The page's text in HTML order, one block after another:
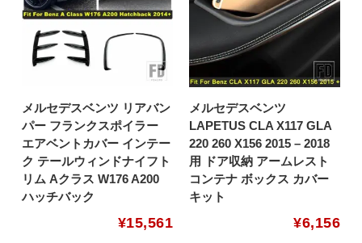
メルセデスベンツ リアバン
パー フランクスポイラー
エアベントカバー インテー
ク テールウィンドナイフト
リム Aクラス W176 A200
ハッチバック
¥15,561
メルセデスベンツ
LAPETUS CLA X117 GLA
220 260 X156 2015 – 2018
用 ドア収納 アームレスト
コンテナ ボックス カバー
キット
¥6,156